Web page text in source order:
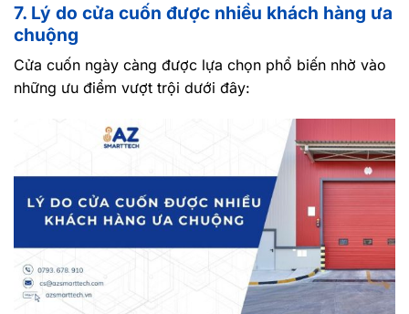
7. Lý do cửa cuốn được nhiều khách hàng ưa
chuộng
Cửa cuốn ngày càng được lựa chọn phổ biến nhờ vào
những ưu điểm vượt trội dưới đây: